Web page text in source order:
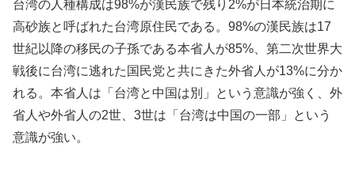
台湾の人種構成は98%が漢民族で残り2%が日本統治期に
高砂族と呼ばれた台湾原住民である。98%の漢民族は17
世紀以降の移民の子孫である本省人が85%、第二次世界大
戦後に台湾に逃れた国民党と共にきた外省人が13%に分か
れる。本省人は「台湾と中国は別」という意識が強く、外
省人や外省人の2世、3世は「台湾は中国の一部」という
意識が強い。